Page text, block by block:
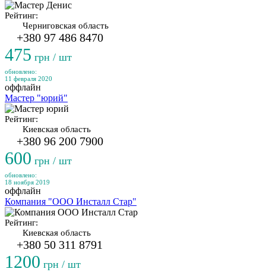
Рейтинг:
Черниговская область
+380 97 486 8470
475 грн / шт
обновлено:
11 февраля 2020
оффлайн
Мастер "юрий"
Рейтинг:
Киевская область
+380 96 200 7900
600 грн / шт
обновлено:
18 ноября 2019
оффлайн
Компания "ООО Инсталл Стар"
Рейтинг:
Киевская область
+380 50 311 8791
1200 грн / шт